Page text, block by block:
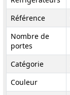
Référence
Nombre de
portes
Catégorie
Couleur